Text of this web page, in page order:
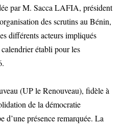
par M. Sacca LAFIA, président
des scrutins au Bénin,
différents acteurs impliqués
établi pour les
(UP le Renouveau), fidèle à
de la démocratie
d’une présence remarquée. La